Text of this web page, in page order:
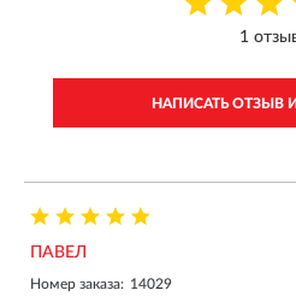
1
НАПИСАТЬ ОТЗЫВ
ПАВЕЛ
Номер заказа: 14029